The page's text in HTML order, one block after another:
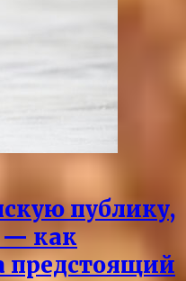
публику,
— как
предстоящий